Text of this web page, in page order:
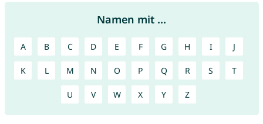
Namen mit ...
A B C D E F G H I J
K L M N O P Q R S T
U V W X Y Z